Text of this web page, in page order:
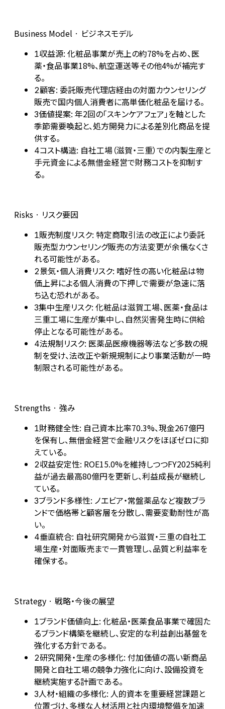
Business Model · ビジネスモデル
1収益源: 化粧品事業が売上の約78%を占め、医
薬・食品事業18%、航空運送等その他4%が補完す
る。
2顧客: 委託販売代理店経由の対面カウンセリング
販売で国内個人消費者に高単価化粧品を届ける。
3価値提案: 年2回の「スキンケアフェア」を軸とした
季節需要喚起と、処方開発力による差別化商品を提
供する。
4コスト構造: 自社工場（滋賀・三重）での内製生産と
手元資金による無借金経営で財務コストを抑制す
る。
Risks · リスク要因
1販売制度リスク: 特定商取引法の改正により委託
販売型カウンセリング販売の方法変更が余儀なくさ
れる可能性がある。
2景気・個人消費リスク: 嗜好性の高い化粧品は物
価上昇による個人消費の下押しで需要が急速に落
ち込む恐れがある。
3集中生産リスク: 化粧品は滋賀工場、医薬・食品は
三重工場に生産が集中し、自然災害発生時に供給
停止となる可能性がある。
4法規制リスク: 医薬品医療機器等法など多数の規
制を受け、法改正や新規規制により事業活動が一時
制限される可能性がある。
Strengths · 強み
1財務健全性: 自己資本比率70.3%、現金267億円
を保有し、無借金経営で金融リスクをほぼゼロに抑
えている。
2収益安定性: ROE15.0%を維持しつつFY2025純利
益が過去最高80億円を更新し、利益成長が継続し
ている。
3ブランド多様性: ノエビア・常盤薬品など複数ブラ
ンドで価格帯と顧客層を分散し、需要変動耐性が高
い。
4垂直統合: 自社研究開発から滋賀・三重の自社工
場生産・対面販売まで一貫管理し、品質と利益率を
確保する。
Strategy · 戦略・今後の展望
1ブランド価値向上: 化粧品・医薬食品事業で確固た
るブランド構築を継続し、安定的な利益創出基盤を
強化する方針である。
2研究開発・生産の多様化: 付加価値の高い新商品
開発と自社工場の競争力強化に向け、設備投資を
継続実施する計画である。
3人材・組織の多様化: 人的資本を重要経営課題と
位置づけ、多様な人材活用と社内環境整備を加速